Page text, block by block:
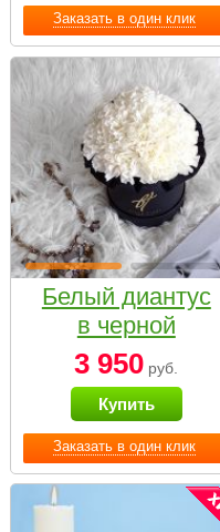
Заказать в один клик
Заказать в один клик
Белый диантус
в черной
коробке Small
3 950 руб.
Купить